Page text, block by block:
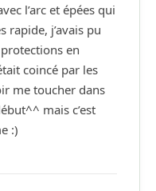
l’arc et épées qui
rapide, j’avais pu
en
coincé par les
me toucher dans
mais c’est
:)